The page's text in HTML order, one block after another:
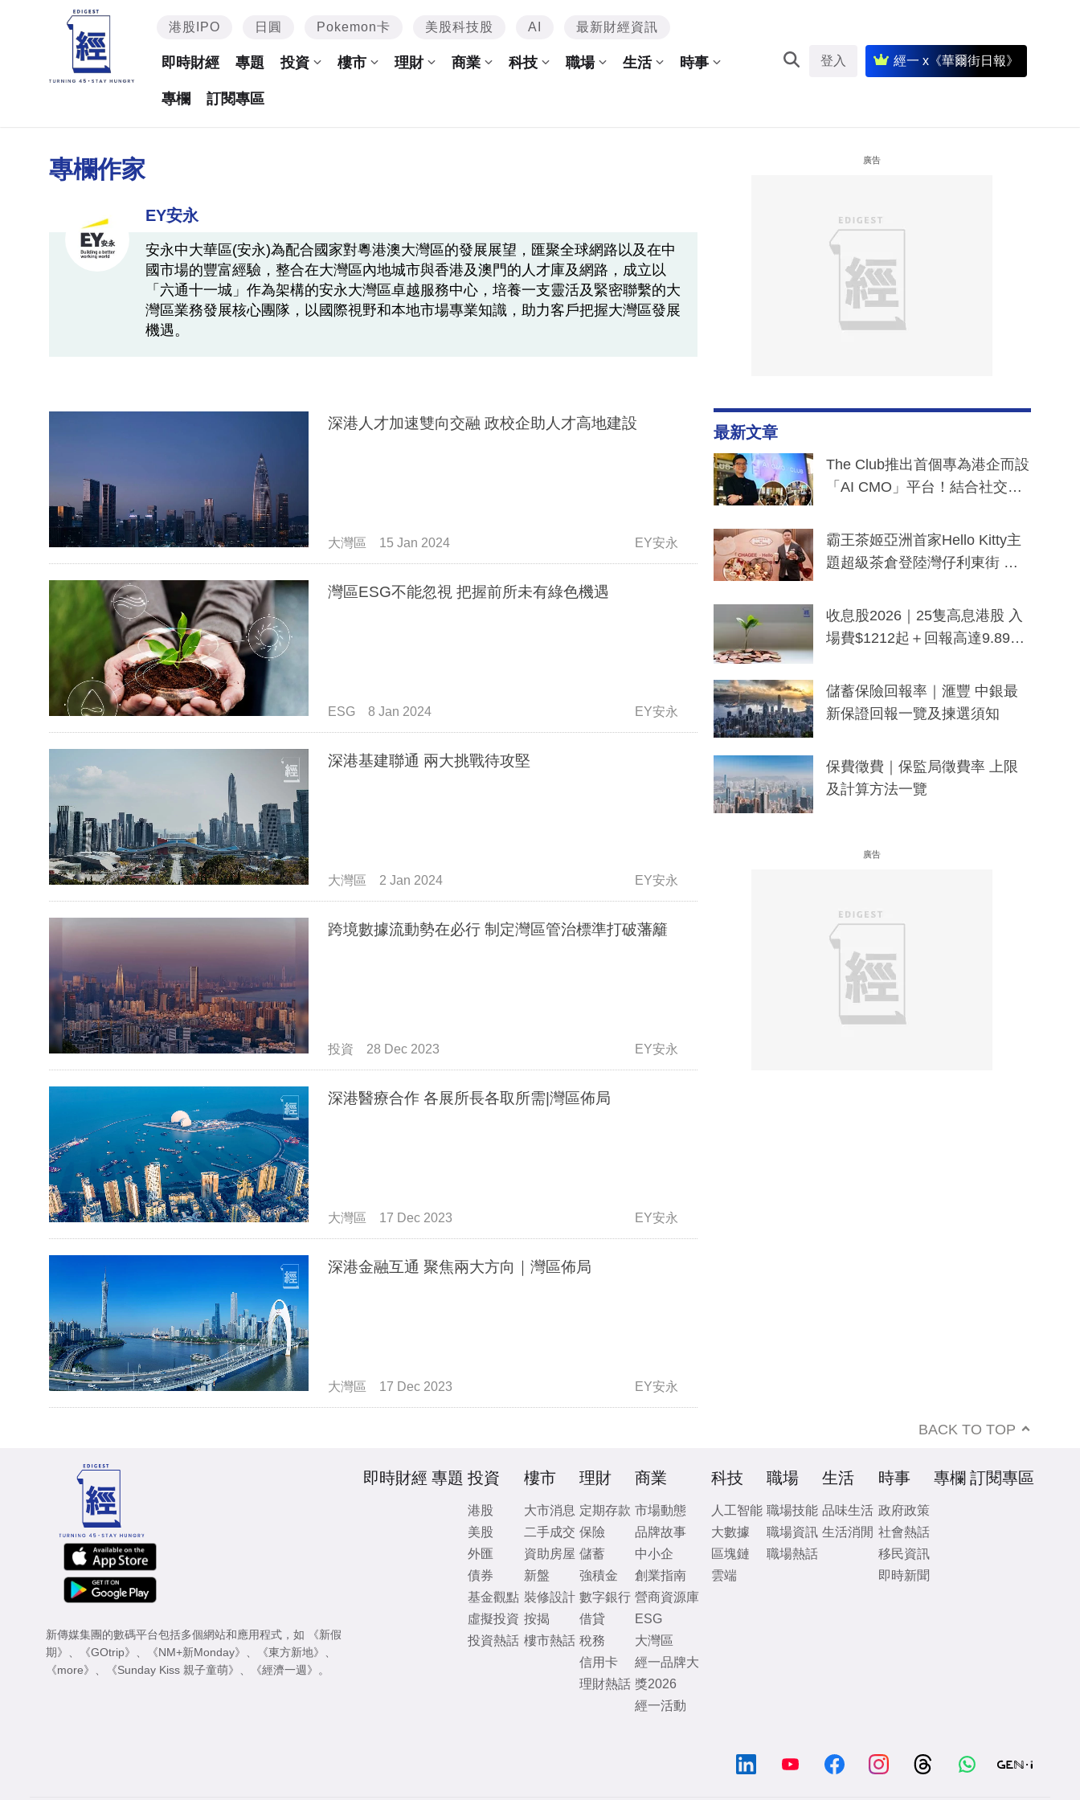
港股IPO 日圓 Pokemon卡 美股科技股 AI 最新財經資訊
即時財經 專題 投資 樓市 理財 商業 科技 職場 生活 時事
專欄 訂閱專區
登入 經一 x《華爾街日報》
專欄作家
EY安永
安永中大華區(安永)為配合國家對粵港澳大灣區的發展展望，匯聚全球網路以及在中
國市場的豐富經驗，整合在大灣區內地城市與香港及澳門的人才庫及網路，成立以
「六通十一城」作為架構的安永大灣區卓越服務中心，培養一支靈活及緊密聯繫的大
灣區業務發展核心團隊，以國際視野和本地市場專業知識，助力客戶把握大灣區發展
機遇。
深港人才加速雙向交融 政校企助人才高地建設
大灣區 15 Jan 2024 EY安永
灣區ESG不能忽視 把握前所未有綠色機遇
ESG 8 Jan 2024 EY安永
深港基建聯通 兩大挑戰待攻堅
大灣區 2 Jan 2024 EY安永
跨境數據流動勢在必行 制定灣區管治標準打破藩籬
投資 28 Dec 2023 EY安永
深港醫療合作 各展所長各取所需|灣區佈局
大灣區 17 Dec 2023 EY安永
深港金融互通 聚焦兩大方向｜灣區佈局
大灣區 17 Dec 2023 EY安永
廣告
最新文章
The Club推出首個專為港企而設
「AI CMO」平台！結合社交聆
分鐘生成「貼地」宣傳短片
霸王茶姬亞洲首家Hello Kitty主
題超級茶倉登陸灣仔利東街 推
y及香港限定特調系列
收息股2026｜25隻高息港股 入
場費$1212起＋回報高達9.89
儲蓄保險回報率｜滙豐 中銀最
新保證回報一覽及揀選須知
保費徵費｜保監局徵費率 上限
及計算方法一覽
廣告
BACK TO TOP
新傳媒集團的數碼平台包括多個網站和應用程式，如
《新假
期》
《GOtrip》 《NM+新Monday》 《東方新地》
《more》
《Sunday Kiss 親子童萌》 《經濟一週》 。
即時財經 專題 投資
港股
美股
外匯
債券
基金觀點
虛擬投資
投資熱話
樓市
大市消息
二手成交
資助房屋
新盤
裝修設計
按揭
樓市熱話
理財
定期存款
保險
儲蓄
強積金
數字銀行
借貸
稅務
信用卡
理財熱話
商業
市場動態
品牌故事
中小企
創業指南
營商資源庫
ESG
大灣區
經一品牌大
獎2026
經一活動
科技
人工智能
大數據
區塊鏈
雲端
職場
職場技能
職場資訊
職場熱話
生活
品味生活
生活消閒
時事
政府政策
社會熱話
移民資訊
即時新聞
專欄 訂閱專區